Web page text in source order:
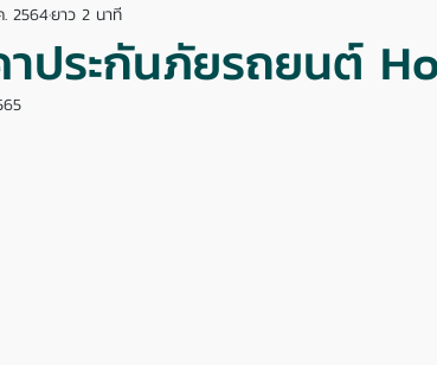
นาศภัย ระบบการทำงาน
ระกันภัย
าประกันภัยรถยนต์
2564ยาว 2 นาที